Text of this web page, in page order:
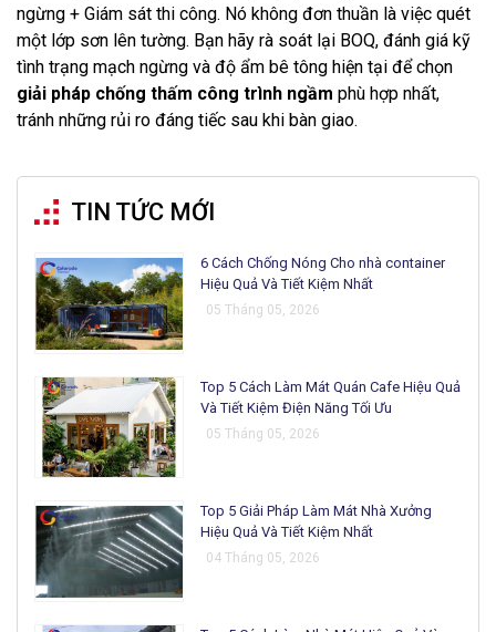
ngừng + Giám sát thi công. Nó không đơn thuần là việc quét
một lớp sơn lên tường. Bạn hãy rà soát lại BOQ, đánh giá kỹ
tình trạng mạch ngừng và độ ẩm bê tông hiện tại để chọn
giải pháp chống thấm công trình ngầm phù hợp nhất,
tránh những rủi ro đáng tiếc sau khi bàn giao.
TIN TỨC MỚI
6 Cách Chống Nóng Cho nhà container
Hiệu Quả Và Tiết Kiệm Nhất
05 Tháng 05, 2026
Top 5 Cách Làm Mát Quán Cafe Hiệu Quả
Và Tiết Kiệm Điện Năng Tối Ưu
05 Tháng 05, 2026
Top 5 Giải Pháp Làm Mát Nhà Xưởng
Hiệu Quả Và Tiết Kiệm Nhất
04 Tháng 05, 2026